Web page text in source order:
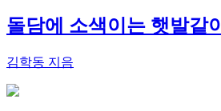
돌담에 소색이는 햇발같이
김학동 지음